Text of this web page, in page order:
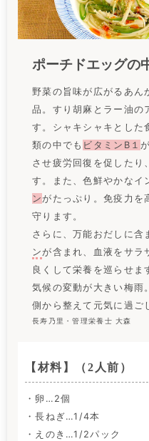
ポーチドエッグの
野菜の旨味が広がるあん
品。すり胡麻とラー油の
す。シャキシャキとした
類の中でも ビタミンB１
させ疲労回復を促したり
す。また、色鮮やかなイ
ン がたっぷり。免疫力を
守ります。
さらに、万能おだしに含
ン が含まれ、血液をサラ
良くして栄養を巡らせま
気候の変動が大きい梅雨
側から整えて元気に過ご
長寿乃里・管理栄養士 大森
【材料】（2人前）
・卵…2個
・長ねぎ…1/4本
・えのき…1/2パック